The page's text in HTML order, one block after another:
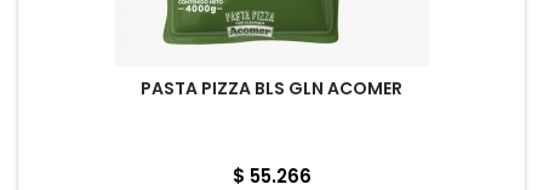
PASTA PIZZA BLS GLN ACOMER
Precio
$ 55.266